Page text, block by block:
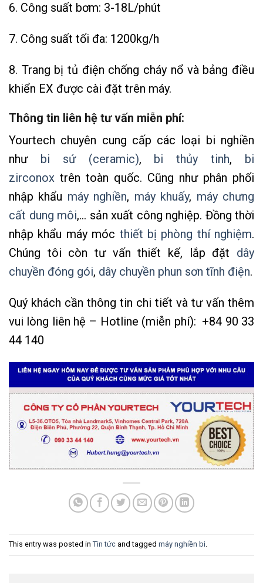
6. Công suất bơm: 3-18L/phút
7. Công suất tối đa: 1200kg/h
8. Trang bị tủ điện chống cháy nổ và bảng điều
khiển EX được cài đặt trên máy.
Thông tin liên hệ tư vấn miễn phí:
Yourtech chuyên cung cấp các loại bi nghiền
như bi sứ (ceramic), bi thủy tinh, bi
zirconox trên toàn quốc. Cũng như phân phối
nhập khẩu máy nghiền, máy khuấy, máy chưng
cất dung môi,… sản xuất công nghiệp. Đồng thời
nhập khẩu máy móc thiết bị phòng thí nghiệm.
Chúng tôi còn tư vấn thiết kế, lắp đặt dây
chuyền đóng gói, dây chuyền phun sơn tĩnh điện.
Quý khách cần thông tin chi tiết và tư vấn thêm
vui lòng liên hệ – Hotline (miễn phí): +84 90 33
44 140
This entry was posted in Tin tức and tagged máy nghiền bi.